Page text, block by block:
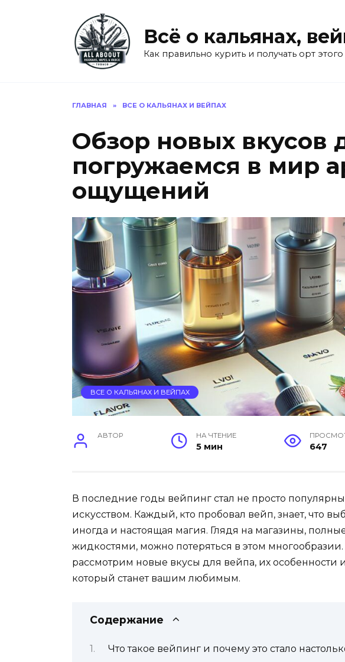
Всё о кальянах,
Как правильно курить и получать орт
ГЛАВНАЯ » ВСЕ О КАЛЬЯНАХ И ВЕЙПАХ
Обзор новых вкусов
погружаемся в мир
ощущений
ВСЕ О КАЛЬЯНАХ И ВЕЙПАХ
АВТОР НА ЧТЕНИЕ
5 мин 647
В последние годы вейпинг стал не просто
искусством. Каждый, кто пробовал вейп, знает, что
иногда и настоящая магия. Глядя на магазины,
жидкостями, можно потеряться в этом
рассмотрим новые вкусы для вейпа, их особенности
который станет вашим любимым.
Содержание
Что такое вейпинг и почему это стало